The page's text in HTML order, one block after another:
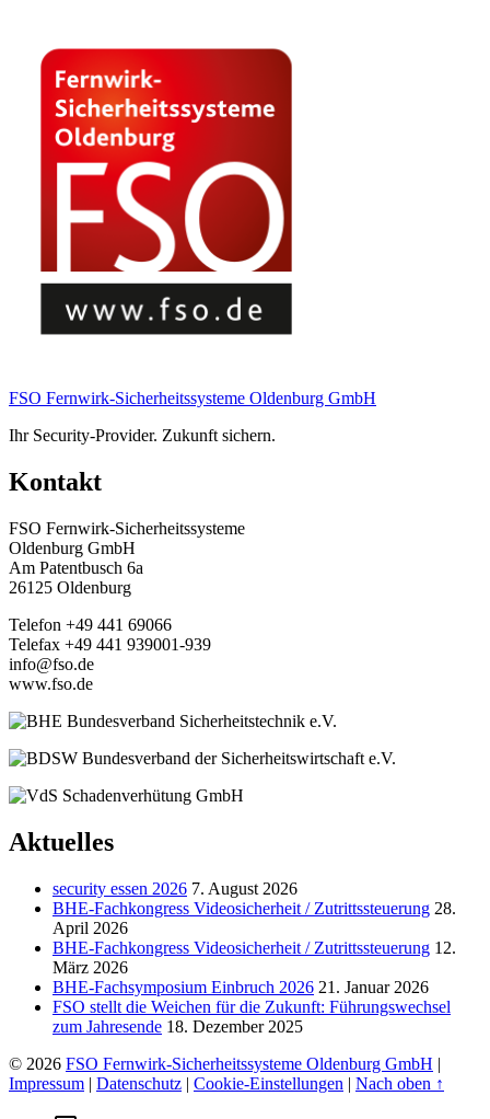
FSO Fernwirk-Sicherheitssysteme Oldenburg GmbH
Ihr Security-Provider. Zukunft sichern.
Kontakt
FSO Fernwirk-Sicherheitssysteme
Oldenburg GmbH
Am Patentbusch 6a
26125 Oldenburg
Telefon +49 441 69066
Telefax +49 441 939001-939
info@fso.de
www.fso.de
Aktuelles
security essen 2026 7. August 2026
BHE-Fachkongress Videosicherheit / Zutrittssteuerung 28.
April 2026
BHE-Fachkongress Videosicherheit / Zutrittssteuerung 12.
März 2026
BHE-Fachsymposium Einbruch 2026 21. Januar 2026
FSO stellt die Weichen für die Zukunft: Führungswechsel
zum Jahresende 18. Dezember 2025
© 2026 FSO Fernwirk-Sicherheitssysteme Oldenburg GmbH |
Impressum | Datenschutz | Cookie-Einstellungen | Nach oben ↑